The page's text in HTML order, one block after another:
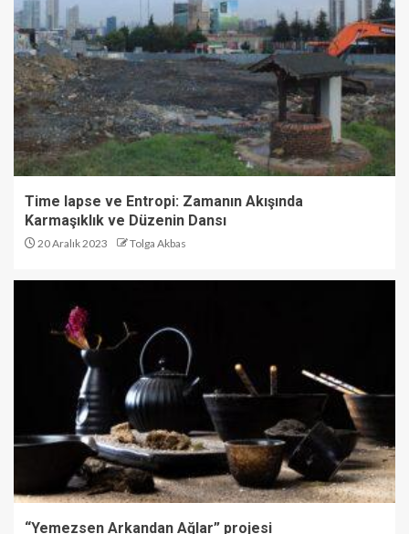
Time lapse ve Entropi: Zamanın Akışında
Karmaşıklık ve Düzenin Dansı
20 Aralık 2023 Tolga Akbas
“Yemezsen Arkandan Ağlar” projesi